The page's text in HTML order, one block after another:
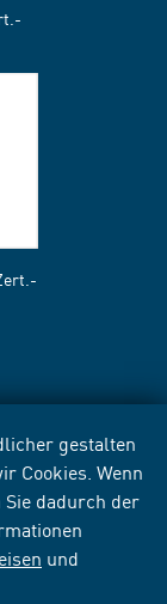
gestalten
Cookies. Wenn
Sie dadurch der
und